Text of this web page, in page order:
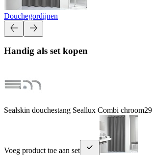
Douchegordijnen
Handig als set kopen
Sealskin douchestang Seallux Combi chroom
Voeg product toe aan set